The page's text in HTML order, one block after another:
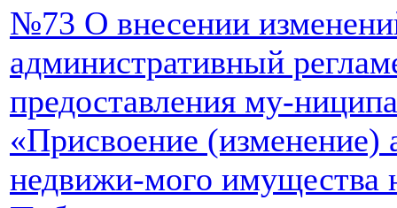
№73 О внесении
административный
предоставления му-
«Присвоение (изменение)
недвижи-мого имущества